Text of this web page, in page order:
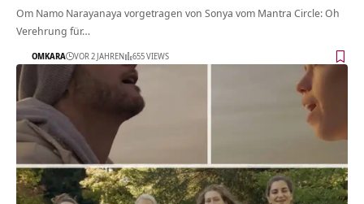
Om Namo Narayanaya vorgetragen von Sonya vom Mantra Circle: Oh
Verehrung für…
OMKARA VOR 2 JAHREN 655 VIEWS